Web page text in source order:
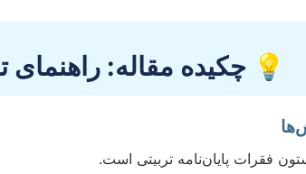
💡 چکیده مقاله: راهنمای
فقرات پایان‌نامه تربیتی است.